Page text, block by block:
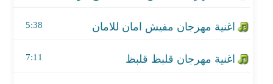
5:38
7:11